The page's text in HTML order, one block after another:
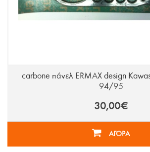
carbone πάνελ ERMAX design
94/95
30,00€
ΑΓΟΡΑ